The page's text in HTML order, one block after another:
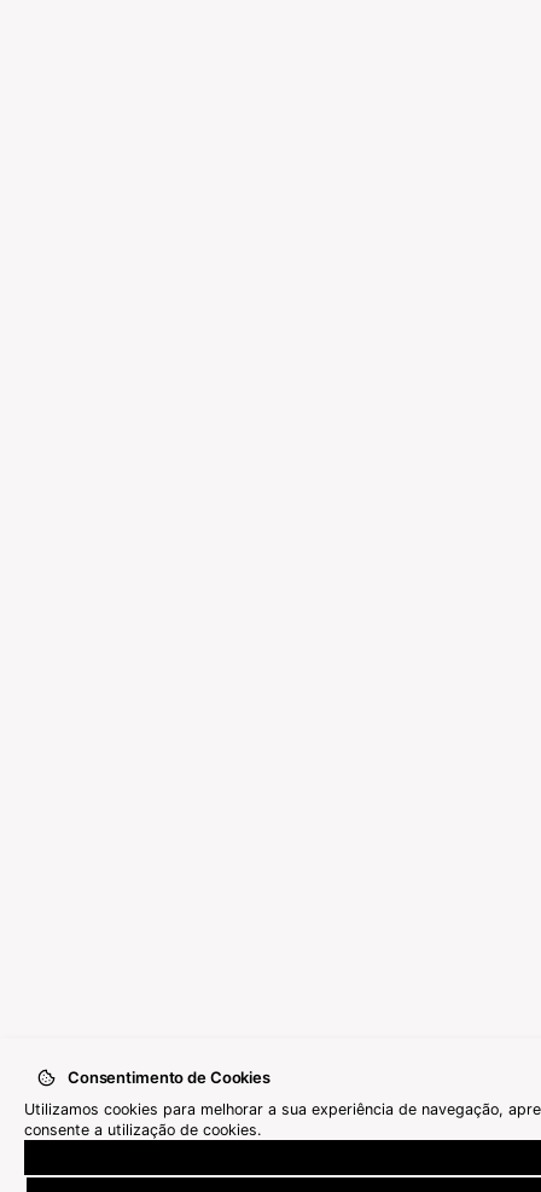
Consentimento de Cookies
Utilizamos cookies para melhorar a sua experiência de navegação,
consente a utilização de cookies.